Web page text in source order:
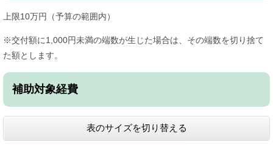
上限10万円（予算の範囲内）
※交付額に1,000円未満の端数が生じた場合は、その端数を切り捨て
た額とします。
補助対象経費
表のサイズを切り替える